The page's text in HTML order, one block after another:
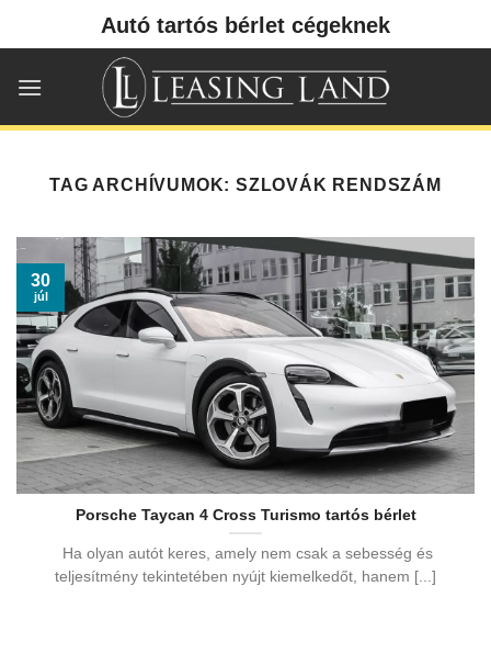
Autó tartós bérlet cégeknek
TAG ARCHÍVUMOK: SZLOVÁK RENDSZÁM
Porsche Taycan 4 Cross Turismo tartós bérlet
Ha olyan autót keres, amely nem csak a sebesség és
teljesítmény tekintetében nyújt kiemelkedőt, hanem [...]
30
júl